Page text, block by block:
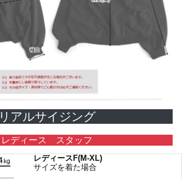
リアルサイジング
レディース スタッフ
レディースF(M-XL)
サイズを着た場合